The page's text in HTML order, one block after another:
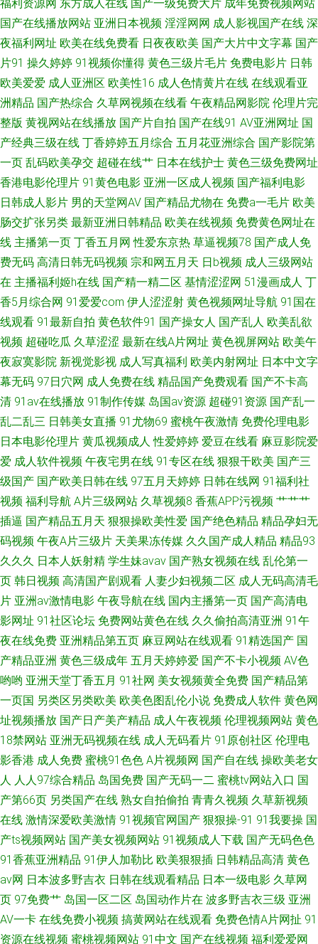
字幕 婷婷五月天午夜影院 91很很爱 wwwav网址在线 久草福利在线视频了
五月婷婷深爱激情网 92国产福利视频 久久精品干 性爱VA欧美 91蜜桃网址
成人精品女人 欧美日韩a 亚洲先锋av 91社区在线 岛国成人福利影院 人妻的
诱惑ok天堂 91桃色入口 国产91av你懂的 日韩无码成人网站 91变态 www91
自拍 久久国产久久国产 四虎网站网址 91网站免费视频网页版 亚洲成人黄色
小说网站 99福利影视在线 欧美日韩高清福利导航 影音先锋岛国伦理 阿v不
卡的在线视频 日韩理论在线观看 国产日本精品久久 五月天婷婷色网站 91探
花视频 海角豆花网站 日韩欧美网站A片 91大神视频免费 AV大香蕉伊人 玖玖
热中文字幕 午夜福利视频最新网址 91免费版观看视频做爱 福利看片 欧美人
妻色图 影视先锋高加勒比av 91制作天传媒免费 91熟女91 国产线路123
1024手机片91 超碰在线观看av 人妻福利98 1024手机片91 95看片亚洲伦理
片 九9久久婷婷 伊人久久狼 91伊人 久久爱AV 午夜寂寞看成人 91色伦 激情
小说亚洲性图 熟女性交偷拍
福利资源网 东方成人在线 国产一级免费大片 成年免费视频网站
国产在线播放网站 亚洲日本视频 淫淫网网 成人影视国产在线 深
夜福利网址 欧美在线免费看 日夜夜欧美 国产大片中文字幕 国产
片91 操久婷婷 91视频你懂得 黄色三级片毛片 免费电影片 日韩
欧美爱爱 成人亚洲区 欧美性16 成人色情黄片在线 在线观看亚
洲精品 国产热综合 久草网视频在线看 午夜精品网影院 伦理片完
整版 黄视网站在线播放 国产片自拍 国产在线91 AV亚洲网址 国
产经典三级在线 丁香婷婷五月综合 五月花亚洲综合 国产影院第
一页 乱码欧美孕交 超碰在线艹 日本在线护士 黄色三级免费网址
香港电影伦理片 91黄色电影 亚洲一区成人视频 国产福利电影
日韩成人影片 男的天堂网AV 国产精品尤物在 免费a一毛片 欧美
肠交扩张另类 最新亚洲日韩精品 欧美在线视频 免费黄色网址在
线 主播第一页 丁香五月网 性爱东京热 草逼视频78 国产成人免
费无码 高清日韩无码视频 宗和网五月天 日b视频 成人三级网站
在 主播福利姬h在线 国产精一精二区 基情涩涩网 51漫画成人 丁
香5月综合网 91爱爱com 伊人涩涩射 黄色视频网址导航 91国在
线观看 91最新自拍 黄色软件91 国产操女人 国产乱人 欧美乱欲
视频 超碰吃瓜 久草涩涩 最新在线A片网址 黄色视屏网站 欧美午
夜寂寞影院 新视觉影视 成人写真福利 欧美内射网址 日本中文字
幕无码 97日穴网 成人免费在线 精品国产免费观看 国产不卡高
清 91av在线播放 91制作传媒 岛国av资源 超碰91资源 国产乱一
乱二乱三 日韩美女直播 91尤物69 蜜桃午夜激情 免费伦理电影
日本电影伦理片 黄瓜视频成人 性爱婷婷 爱豆在线看 麻豆影院爱
爱 成人软件视频 午夜宅男在线 91专区在线 狠狠干欧美 国产三
级国产 国产欧美日韩在线 97五月天婷婷 日韩在线网 91福利社
视频 福利导航 A片三级网站 久草视频8 香蕉APP污视频 艹艹艹
插逼 国产精品五月天 狠狠操欧美性爱 国产绝色精品 精品孕妇无
码视频 午夜A片三级片 天美果冻传媒 久久国产成人精品 精品93
久久久 日本人妖射精 学生妹avav 国产熟女视频在线 乱伦第一
页 韩日视频 高清国产剧观看 人妻少妇视频二区 成人无码高清毛
片 亚洲av激情电影 午夜导航在线 国内主播第一页 国产高清电
影网址 91社区论坛 免费网站黄色在线 久久偷拍高清亚洲 91午
夜在线免费 亚洲精品第五页 麻豆网站在线观看 91精选国产 国
产精品亚洲 黄色三级成年 五月天婷婷爱 国产不卡小视频 AV色
哟哟 亚洲天堂丁香五月 91社网 美女视频黄全免费 国产精品第
一页国 另类区另类欧美 欧美色图乱伦小说 免费成人软件 黄色网
址视频播放 国产日产美产精品 成人午夜视频 伦理视频网站 黄色
18禁网站 亚洲无码视频在线 成人无码看片 91原创社区 伦理电
影香港 成人免费 蜜桃91色色 A片视频网 国产自在线 操欧美老女
人 人人97综合精品 岛国免费 国产无码一二 蜜桃tv网站入口 国
产第66页 另类国产在线 熟女自拍偷拍 青青久视频 久草新视频
在线 激情深爱欧美激情 91视频官网国产 狠狠操-91 91我要操 国
产ts视频网站 国产美女视频网站 91视频成人下载 国产无码色色
91香蕉亚洲精品 91伊人加勒比 欧美狠狠插 日韩精品高清 黄色
av网 日本波多野吉衣 日韩在线观看精品 日本一级电影 久草网
页 97免费艹 岛国一区二区 岛国动作片在 波多野吉衣三级 亚洲
AV一卡 在线免费小视频 搞黄网站在线观看 免费色情A片网扯 91
资源在线视频 蜜桃视频网站 91中文 国产在线视频 福利爱爱网